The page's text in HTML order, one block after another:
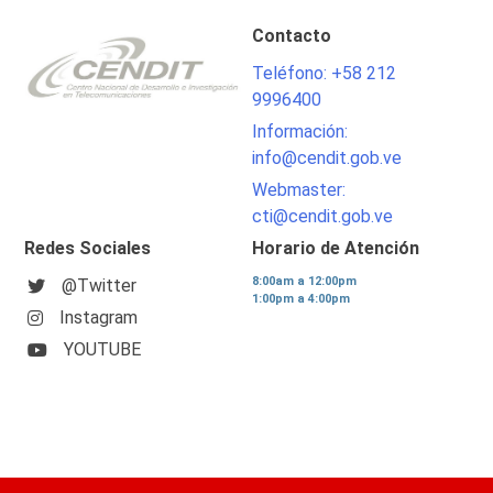
Contacto
Teléfono: +58 212
9996400
Información:
info@cendit.gob.ve
Webmaster:
cti@cendit.gob.ve
Redes Sociales
@Twitter
Instagram
YOUTUBE
Horario de Atención
8:00am a 12:00pm
1:00pm a 4:00pm